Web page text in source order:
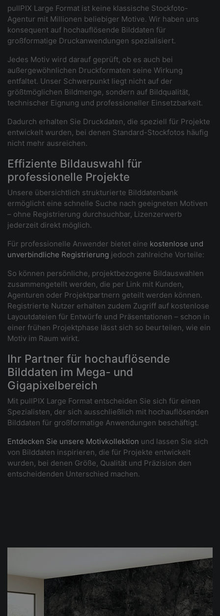
pullPIX Large Format ist keine klassische Stockfoto-
Agentur mit Millionen beliebiger Motive. Wir haben uns
konsequent auf hochauflösende Bilddaten für
großformatige Druckanwendungen spezialisiert.
Jedes Motiv wird darauf geprüft, ob es auch bei
außergewöhnlichen Druckformaten seine Wirkung
entfaltet. Unser Schwerpunkt liegt nicht auf der
größtmöglichen Bildmenge, sondern auf Bildqualität,
technischer Eignung und professioneller Einsetzbarkeit.
Dadurch erhalten Sie Druckdaten, die speziell für Projekte
entwickelt wurden, bei denen Standard-Stockfotos häufig
nicht mehr ausreichen.
Effiziente Bildauswahl für
professionelle Projekte
Unsere übersichtlich strukturierte Bilddatenbank
ermöglicht eine schnelle Suche nach geeigneten Motiven
– ohne Registrierung durchsuchbar, Lizenzerwerb
jederzeit direkt möglich.
Für professionelle Anwender bietet eine kostenlose und
unverbindliche Registrierung jedoch zahlreiche Vorteile:
So können persönliche, projektbezogene Bildauswahlen
zusammengetellt werden, die per Link mit Kunden,
Agenturen oder Projektpartnern geteilt werden können.
Registrierte Nutzer erhalten zudem Zugriff auf kostenlose
Layoutdateien für Entwürfe und Präsentationen – schon in
einer frühen Projektphase lässt sich so beurteilen, wie ein
Motiv im Raum wirkt.
Ihr Partner für hochauflösende
Bilddaten im Mega- und
Gigapixelbereich
Mit pullPIX Large Format entscheiden Sie sich für einen
Spezialisten, der sich ausschließlich mit hochauflösenden
Bilddaten für großformatige Anwendungen beschäftigt.
Entdecken Sie unsere Motivkollektion und lassen Sie sich
von Bilddaten inspirieren, die für Projekte entwickelt
wurden, bei denen Größe, Qualität und Präzision den
entscheidenden Unterschied machen.